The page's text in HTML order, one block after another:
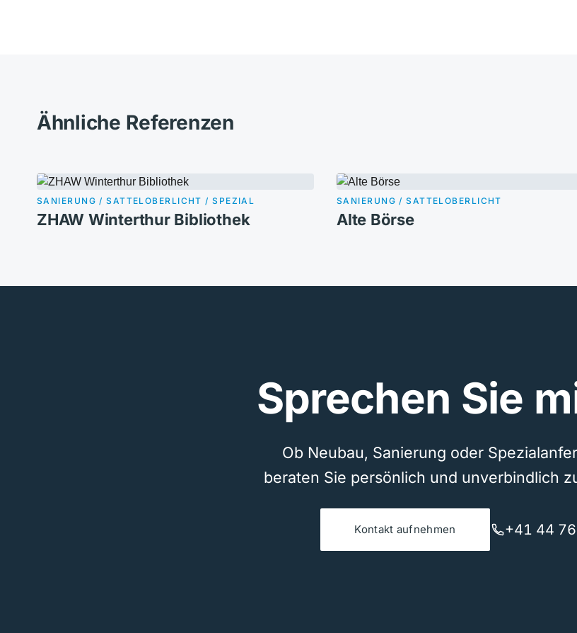
Ähnliche Referenzen
SANIERUNG / SATTELOBERLICHT / SPEZIAL
ZHAW Winterthur Bibliothek
SANIERUNG / SATTELOBERLICHT
Alte Börse
Sprechen Sie
Ob Neubau, Sanierung oder
beraten Sie persönlich und unverbindlich
Kontakt aufnehmen +41 44